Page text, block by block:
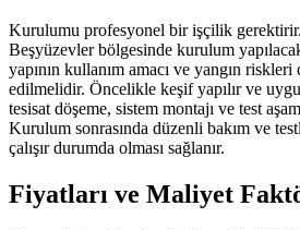
Kurulumu profesyonel bir işçilik
Beşyüzevler bölgesinde kurulum
yapının kullanım amacı ve yangın riskleri
edilmelidir. Öncelikle keşif yapılır ve
tesisat döşeme, sistem montajı ve test
Kurulum sonrasında düzenli bakım ve
çalışır durumda olması sağlanır.
Fiyatları ve Maliyet